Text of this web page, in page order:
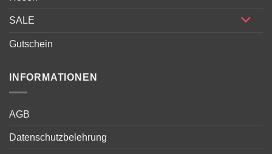
SALE
Gutschein
INFORMATIONEN
AGB
Datenschutzbelehrung